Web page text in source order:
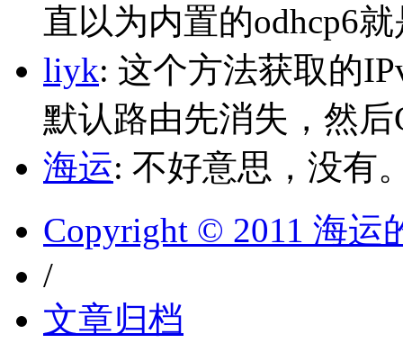
直以为内置的odhcp6
liyk: 这个方法获取的
默认路由先消失，然
海运: 不好意思，没有
Copyright © 2011 海运
/
文章归档